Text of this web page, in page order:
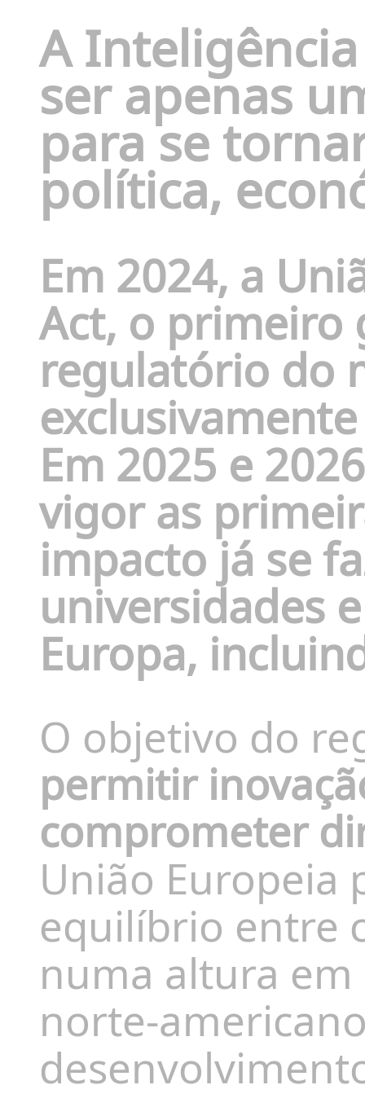
A
ser apenas
para se
política,
Em 2024, a
Act, o primeiro
regulatório do
Em 2025 e
vigor as
impacto já se
universidades
Europa,
O objetivo do
permitir
comprometer
União
equilíbrio entre
numa altura
norte-